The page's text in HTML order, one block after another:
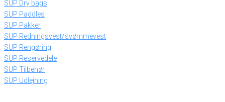
SUP Dry bags
SUP Paddles
SUP Pakker
SUP Redningsvest/svømmevest
SUP Rengøring
SUP Reservedele
SUP Tilbehør
SUP Udlejning